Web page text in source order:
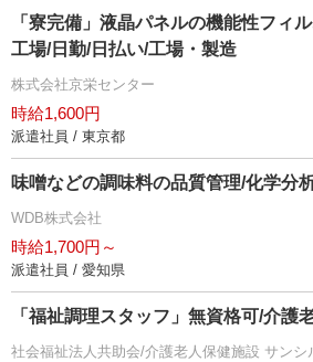
「寮完備」液晶パネルの機能性フィ
工場/日勤/日払い/工場・製造
株式会社京栄センター
時給1,600円
派遣社員 / 東京都
味噌などの調味料の品質管理/化学分
WDB株式会社
時給1,700円～
派遣社員 / 愛知県
「福祉調理スタッフ」無資格可/介護
社会福祉法人共助会/介護老人保健施設 サンシ